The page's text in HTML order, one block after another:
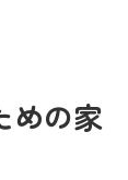
めの家